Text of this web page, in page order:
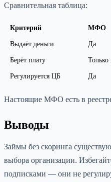
Сравнительная таблица:
Критерий МФО
Выдаёт деньги Да
Берёт плату
Регулируется ЦБ Да
Настоящие МФО есть в
Выводы
Займы без скоринга
выбора организации.
подписками — они не